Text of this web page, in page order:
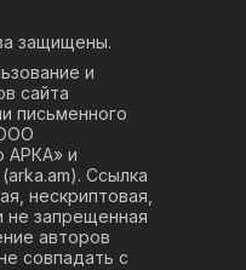
защищены.
и
сайта
письменного
АРКА» и
arka.am). Ссылка
нескриптовая,
не запрещенная
авторов
совпадать с